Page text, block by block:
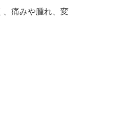
、痛みや腫れ、変